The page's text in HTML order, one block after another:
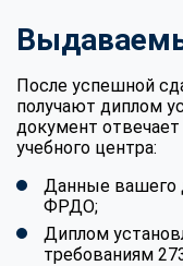
После успешной
получают диплом
документ
учебного центра:
Данные вашего
ФРДО;
Диплом
требованиям